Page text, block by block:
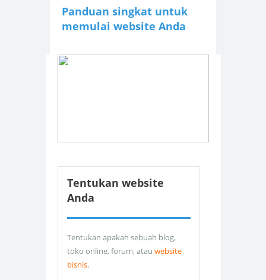
Panduan singkat untuk
memulai website Anda
Tentukan website
Anda
Tentukan apakah sebuah blog,
toko online, forum, atau website
bisnis.